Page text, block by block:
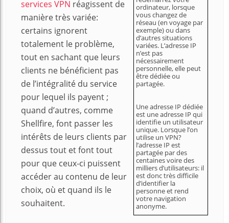
ordinateur, lorsque
vous changez de
réseau (en voyage par
exemple) ou dans
d’autres situations
variées. L’adresse IP
n’est pas
nécessairement
personnelle, elle peut
être dédiée ou
partagée.
Une adresse IP dédiée
est une adresse IP qui
identifie un utilisateur
unique. Lorsque l’on
utilise un VPN?
l’adresse IP est
partagée par des
centaines voire des
milliers d’utilisateurs: il
est donc très difficile
d’identifier la
personne et rend
votre navigation
anonyme.
services VPN réagissent de
manière très variée:
certains ignorent
totalement le problème,
tout en sachant que leurs
clients ne bénéficient pas
de l’intégralité du service
pour lequel ils payent ;
quand d’autres, comme
Shellfire, font passer les
intérêts de leurs clients par
dessus tout et font tout
pour que ceux-ci puissent
accéder au contenu de leur
choix, où et quand ils le
souhaitent.